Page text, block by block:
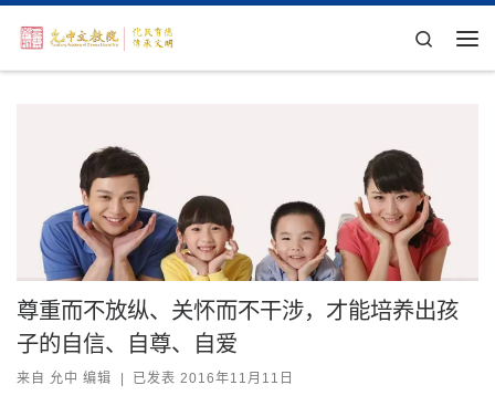
Skip to content
Search
尊重而不放纵、关怀而不干涉，才能培养出孩
子的自信、自尊、自爱
来自 允中 编辑 | 已发表 2016年11月11日